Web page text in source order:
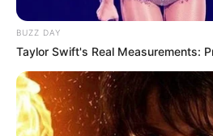
BUZZ DAY
Taylor Swift's Real Measurements: